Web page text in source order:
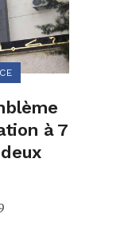
à 7